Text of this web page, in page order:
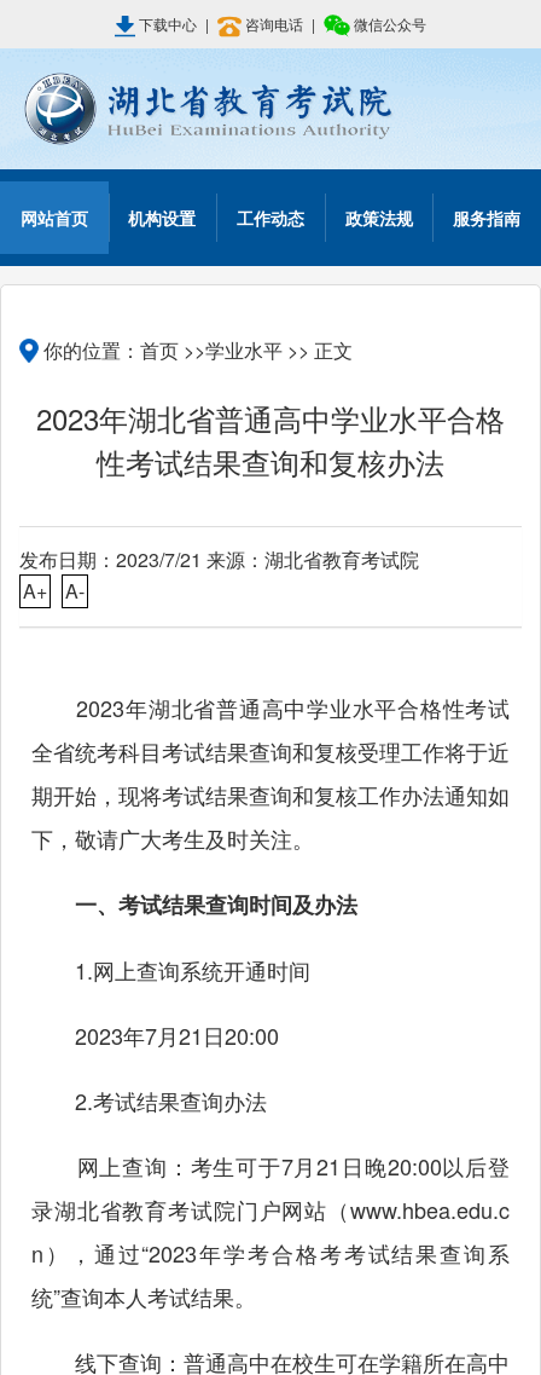
下载中心 | 咨询电话 | 微信公众号
网站首页 机构设置 工作动态 政策法规 服务指南
你的位置： 首页 >>学业水平 >> 正文
2023年湖北省普通高中学业水平合格
性考试结果查询和复核办法
发布日期：2023/7/21 来源：湖北省教育考试院
A+
A-
2023年湖北省普通高中学业水平合格性考试
全省统考科目考试结果查询和复核受理工作将于近
期开始，现将考试结果查询和复核工作办法通知如
下，敬请广大考生及时关注。
一、考试结果查询时间及办法
1.网上查询系统开通时间
2023年7月21日20:00
2.考试结果查询办法
网上查询：考生可于7月21日晚20:00以后登
录湖北省教育考试院门户网站（www.hbea.edu.c
n ），通过“2023年学考合格考考试结果查询系
统”查询本人考试结果。
线下查询：普通高中在校生可在学籍所在高中